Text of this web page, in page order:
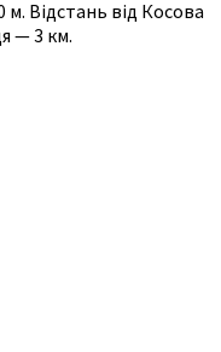
Відстань від Косова
— 3 км.